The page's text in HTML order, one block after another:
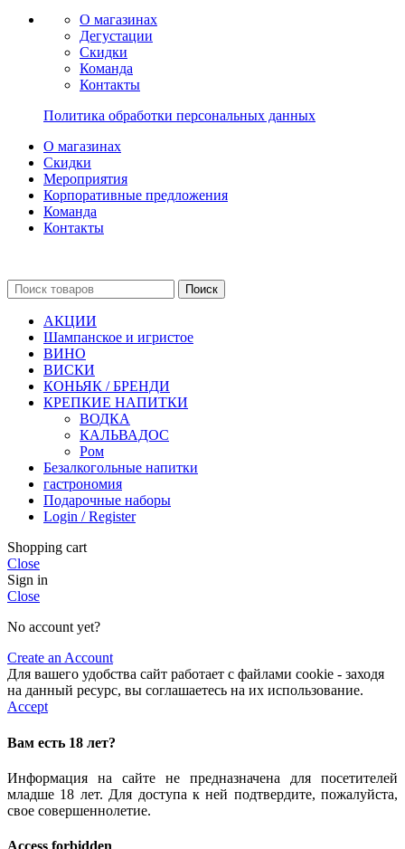
О магазинах
Дегустации
Скидки
Команда
Контакты
Политика обработки персональных данных
О магазинах
Скидки
Мероприятия
Корпоративные предложения
Команда
Контакты
Поиск
АКЦИИ
Шампанское и игристое
ВИНО
ВИСКИ
КОНЬЯК / БРЕНДИ
КРЕПКИЕ НАПИТКИ
ВОДКА
КАЛЬВАДОС
Ром
Безалкогольные напитки
гастрономия
Подарочные наборы
Login / Register
Shopping cart
Close
Sign in
Close
No account yet?
Create an Account
Для вашего удобства сайт работает с файлами cookie - заходя
на данный ресурс, вы соглашаетесь на их использование.
Accept
Вам есть 18 лет?
Информация на сайте не предназначена для посетителей
младше 18 лет. Для доступа к ней подтвердите, пожалуйста,
свое совершеннолетие.